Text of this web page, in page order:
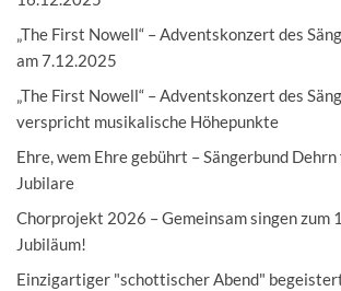
„The First Nowell“ – Adventskonzert des
am 7.12.2025
„The First Nowell“ – Adventskonzert des
verspricht musikalische Höhepunkte
Ehre, wem Ehre gebührt – Sängerbund
Jubilare
Chorprojekt 2026 – Gemeinsam singen zum
Jubiläum!
Einzigartiger "schottischer Abend"